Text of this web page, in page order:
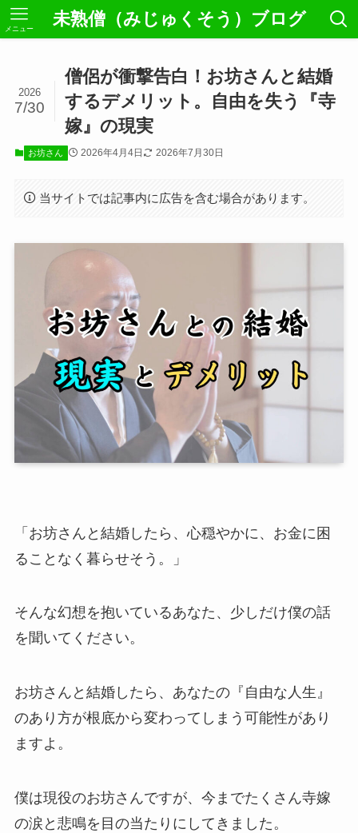
未熟僧（みじゅくそう）ブログ
メニュー
僧侶が衝撃告白！お坊さんと結婚
するデメリット。自由を失う『寺
嫁』の現実
2026
7/30
お坊さん 2026年4月4日 2026年7月30日
当サイトでは記事内に広告を含む場合があります。
「お坊さんと結婚したら、心穏やかに、お金に困
ることなく暮らせそう。」
そんな幻想を抱いているあなた、少しだけ僕の話
を聞いてください。
お坊さんと結婚したら、あなたの『自由な人生』
のあり方が根底から変わってしまう可能性があり
ますよ。
僕は現役のお坊さんですが、今までたくさん寺嫁
の涙と悲鳴を目の当たりにしてきました。